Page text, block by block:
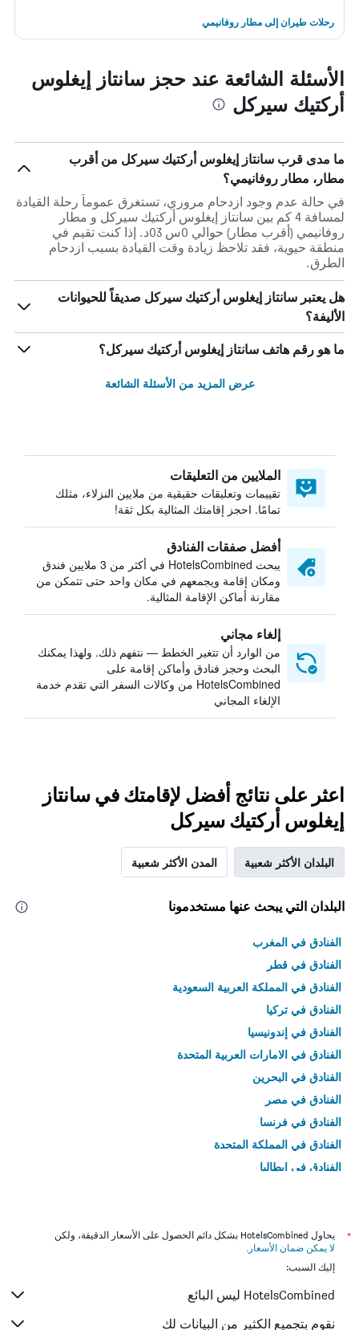
رحلات طيران إلى مطار روفانيمي
الأسئلة الشائعة عند حجز سانتاز إيغلوس
أركتيك سيركل
ما مدى قرب سانتاز إيغلوس أركتيك سيركل من أقرب
مطار، مطار روفانيمي؟
في حالة عدم وجود ازدحام مروري، تستغرق عموماً رحلة القيادة
لمسافة 4 كم بين سانتاز إيغلوس أركتيك سيركل و مطار
روفانيمي (أقرب مطار) حوالي 0س 03د. إذا كنت تقيم في
منطقة حيوية، فقد تلاحظ زيادة وقت القيادة بسبب ازدحام
الطرق.
هل يعتبر سانتاز إيغلوس أركتيك سيركل صديقاً للحيوانات
الأليفة؟
ما هو رقم هاتف سانتاز إيغلوس أركتيك سيركل؟
عرض المزيد من الأسئلة الشائعة
الملايين من التعليقات
تقييمات وتعليقات حقيقية من ملايين النزلاء، مثلك
تمامًا. احجز إقامتك المثالية بكل ثقة!
أفضل صفقات الفنادق
يبحث HotelsCombined في أكثر من 3 ملايين فندق
ومكان إقامة ويجمعهم في مكان واحد حتى تتمكن من
مقارنة أماكن الإقامة المثالية.
إلغاء مجاني
من الوارد أن تتغير الخطط — نتفهم ذلك. ولهذا يمكنك
البحث وحجز فنادق وأماكن إقامة على
HotelsCombined من وكالات السفر التي تقدم خدمة
الإلغاء المجاني
اعثر على نتائج أفضل لإقامتك في سانتاز
إيغلوس أركتيك سيركل
البلدان الأكثر شعبية المدن الأكثر شعبية
البلدان التي يبحث عنها مستخدمونا
الفنادق في المغرب
الفنادق في قطر
الفنادق في المملكة العربية السعودية
الفنادق في تركيا
الفنادق في إندونيسيا
الفنادق في الامارات العربية المتحدة
الفنادق في البحرين
الفنادق في مصر
الفنادق في فرنسا
الفنادق في المملكة المتحدة
الفنادق في إيطاليا
*
يحاول HotelsCombined بشكل دائم الحصول على الأسعار الدقيقة، ولكن
لا يمكن ضمان الأسعار .
إليك السبب:
HotelsCombined ليس البائع
نقوم بتجميع الكثير من البيانات لك